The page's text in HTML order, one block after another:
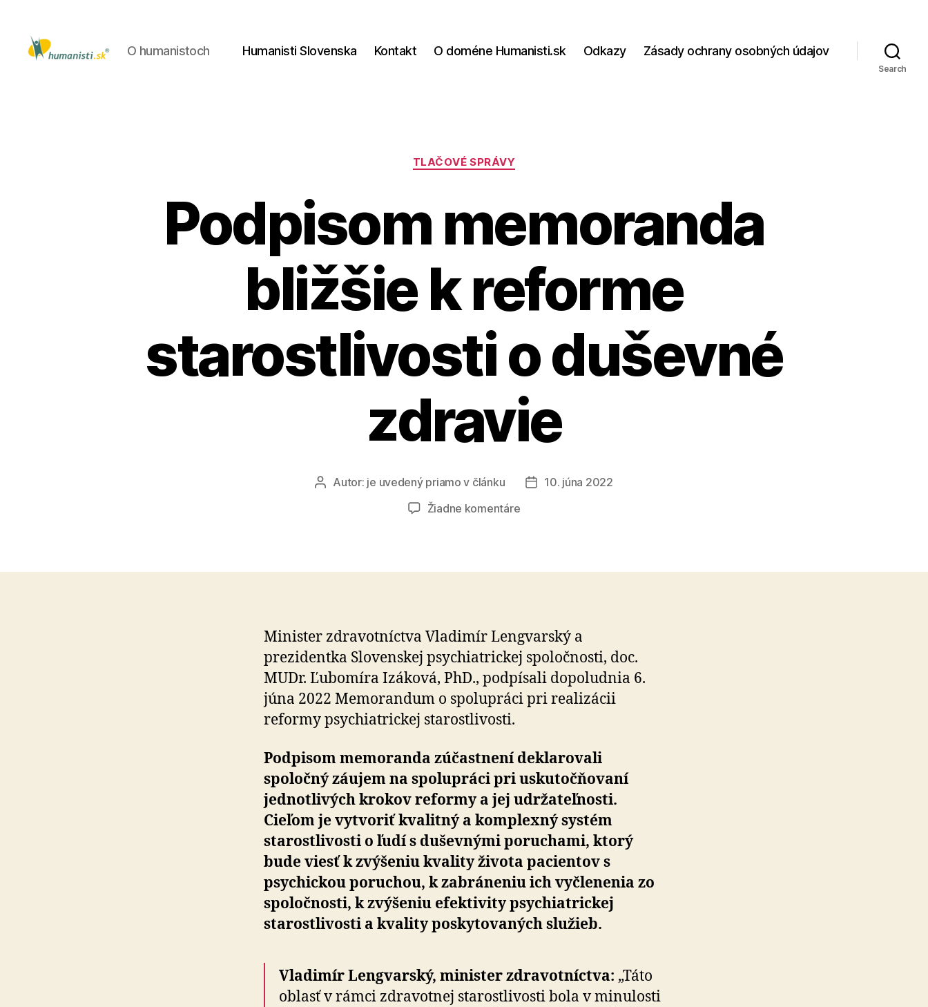
O humanistoch Humanisti Slovenska Kontakt O doméne Humanisti.sk Odkazy Zásady ochrany osobných údajov
Search
Kategórie
TLAČOVÉ SPRÁVY
Podpisom memoranda
bližšie k reforme
starostlivosti o duševné
zdravie
AutorAutor: je uvedený priamo v článku
Dátum
10. júna 2022
Žiadne komentárena
k
duševné
zdravie
Minister zdravotníctva Vladimír Lengvarský a
prezidentka Slovenskej psychiatrickej spoločnosti, doc.
MUDr. Ľubomíra Izáková, PhD., podpísali dopoludnia 6.
júna 2022 Memorandum o spolupráci pri realizácii
reformy psychiatrickej starostlivosti.
Podpisom memoranda zúčastnení deklarovali
spoločný záujem na spolupráci pri uskutočňovaní
jednotlivých krokov reformy a jej udržateľnosti.
Cieľom je vytvoriť kvalitný a komplexný systém
starostlivosti o ľudí s duševnými poruchami, ktorý
bude viesť k zvýšeniu kvality života pacientov s
psychickou poruchou, k zabráneniu ich vyčlenenia zo
spoločnosti, k zvýšeniu efektivity psychiatrickej
starostlivosti a kvality poskytovaných služieb.
Vladimír Lengvarský, minister zdravotníctva: „Táto
oblasť v rámci zdravotnej starostlivosti bola v minulosti